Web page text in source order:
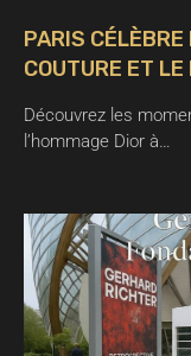
PARIS CÉLÈBRE
COUTURE ET
Découvrez les
l’hommage Dior à…